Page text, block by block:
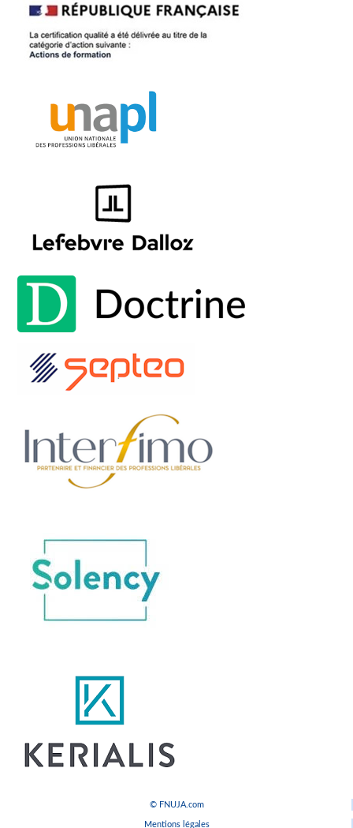
© FNUJA.com
Mentions légales